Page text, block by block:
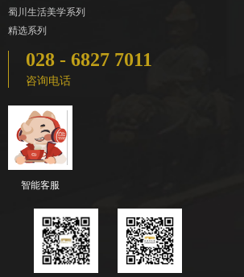
蜀川生活美学系列
精选系列
028 - 6827 7011
咨询电话
智能客服